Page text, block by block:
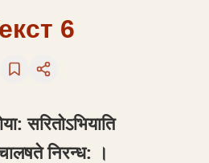
6
सरितोऽभियाति
निरन्ध: ।